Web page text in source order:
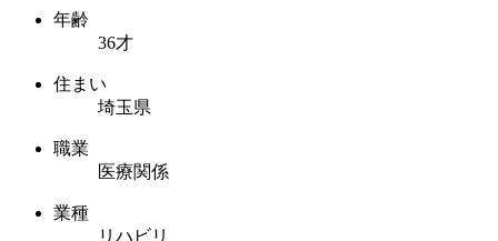
年齢
36才
住まい
埼玉県
職業
医療関係
業種
リハビリ